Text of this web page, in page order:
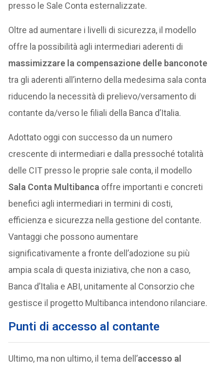
presso le Sale Conta esternalizzate.
Oltre ad aumentare i livelli di sicurezza, il modello
offre la possibilità agli intermediari aderenti di
massimizzare la compensazione delle banconote
tra gli aderenti all’interno della medesima sala conta
riducendo la necessità di prelievo/versamento di
contante da/verso le filiali della Banca d’Italia.
Adottato oggi con successo da un numero
crescente di intermediari e dalla pressoché totalità
delle CIT presso le proprie sale conta, il modello
Sala Conta Multibanca offre importanti e concreti
benefici agli intermediari in termini di costi,
efficienza e sicurezza nella gestione del contante.
Vantaggi che possono aumentare
significativamente a fronte dell’adozione su più
ampia scala di questa iniziativa, che non a caso,
Banca d’Italia e ABI, unitamente al Consorzio che
gestisce il progetto Multibanca intendono rilanciare.
Punti di accesso al contante
Ultimo, ma non ultimo, il tema dell’accesso al